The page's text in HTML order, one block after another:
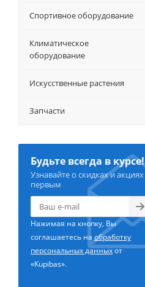
Спортивное оборудование
Климатическое
оборудование
Искусственные растения
Запчасти
Будьте всегда в курсе!
Узнавайте о скидках и акциях
первым
Нажимая на кнопку, Вы
соглашаетесь наобработку
персональных данныхот
«Kupibas».